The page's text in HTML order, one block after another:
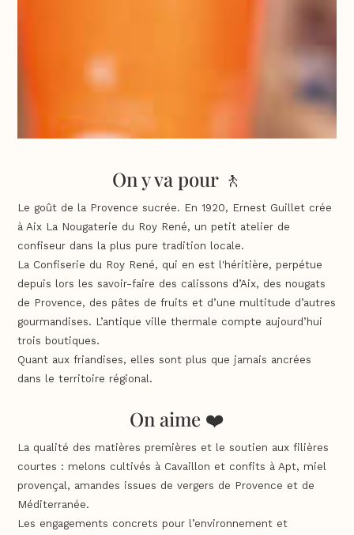
On y va pour 🚶
Le goût de la Provence sucrée. En 1920, Ernest Guillet crée
à Aix La Nougaterie du Roy René, un petit atelier de
confiseur dans la plus pure tradition locale.
La Confiserie du Roy René, qui en est l'héritière, perpétue
depuis lors les savoir-faire des calissons d’Aix, des nougats
de Provence, des pâtes de fruits et d’une multitude d’autres
gourmandises. L’antique ville thermale compte aujourd’hui
trois boutiques.
Quant aux friandises, elles sont plus que jamais ancrées
dans le territoire régional.
On aime ❤️
La qualité des matières premières et le soutien aux filières
courtes : melons cultivés à Cavaillon et confits à Apt, miel
provençal, amandes issues de vergers de Provence et de
Méditerranée.
Les engagements concrets pour l’environnement et